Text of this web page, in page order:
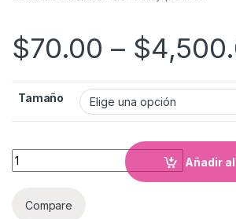
$70.00 – $
Tamaño
Cantidad
Añadir
Compare